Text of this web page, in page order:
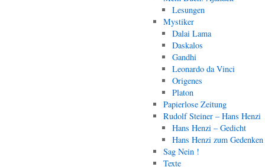
Lesungen
Mystiker
Dalai Lama
Daskalos
Gandhi
Leonardo da Vinci
Origenes
Platon
Papierlose Zeitung
Rudolf Steiner – Hans Henzi
Hans Henzi – Gedicht
Hans Henzi zum Gedenken
Sag Nein !
Texte